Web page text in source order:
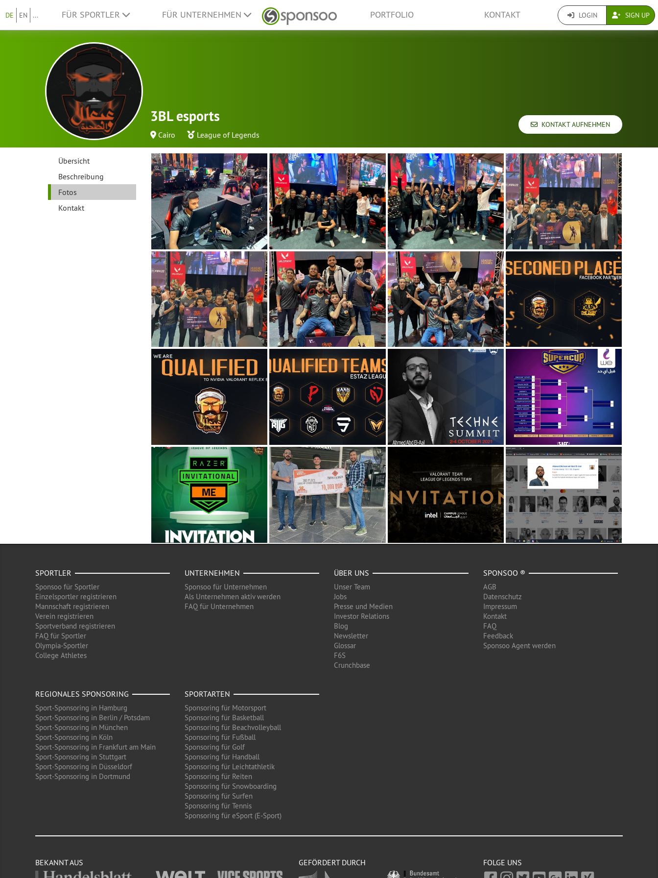
DE EN ... FÜR SPORTLER FÜR UNTERNEHMEN PORTFOLIO KONTAKT LOGIN SIGN UP
3BL esports
Cairo League of Legends
KONTAKT AUFNEHMEN
Übersicht
Beschreibung
Fotos
Kontakt
SPORTLER
Sponsoo für Sportler
Einzelsportler registrieren
Mannschaft registrieren
Verein registrieren
Sportverband registrieren
FAQ für Sportler
Olympia-Sportler
College Athletes
UNTERNEHMEN
Sponsoo für Unternehmen
Als Unternehmen aktiv werden
FAQ für Unternehmen
ÜBER UNS
Unser Team
Jobs
Presse und Medien
Investor Relations
Blog
Newsletter
Glossar
F6S
Crunchbase
SPONSOO ®
AGB
Datenschutz
Impressum
Kontakt
FAQ
Feedback
Sponsoo Agent werden
REGIONALES SPONSORING
Sport-Sponsoring in Hamburg
Sport-Sponsoring in Berlin / Potsdam
Sport-Sponsoring in München
Sport-Sponsoring in Köln
Sport-Sponsoring in Frankfurt am Main
Sport-Sponsoring in Stuttgart
Sport-Sponsoring in Düsseldorf
Sport-Sponsoring in Dortmund
SPORTARTEN
Sponsoring für Motorsport
Sponsoring für Basketball
Sponsoring für Beachvolleyball
Sponsoring für Fußball
Sponsoring für Golf
Sponsoring für Handball
Sponsoring für Leichtathletik
Sponsoring für Reiten
Sponsoring für Snowboarding
Sponsoring für Surfen
Sponsoring für Tennis
Sponsoring für eSport (E-Sport)
BEKANNT AUS GEFÖRDERT DURCH FOLGE UNS